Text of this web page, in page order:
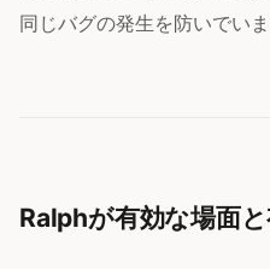
同じバグの発生を防いでいま
Ralphが有効な場面